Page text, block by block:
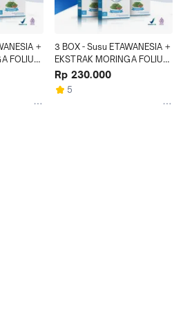
+
FOLIUM
3 BOX - Susu ETAWANESIA +
EKSTRAK MORINGA FOLIUM
Solusi Nafas & Tulang
Rp 230.000
5